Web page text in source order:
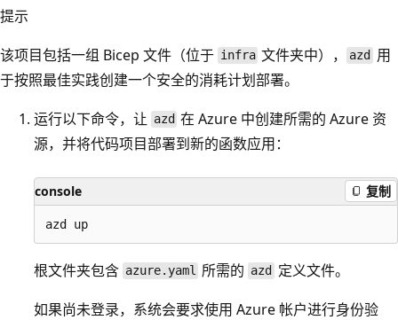
提示
该项目包括一组 Bicep 文件（位于 infra 文件夹中）， azd 用
于按照最佳实践创建一个安全的消耗计划部署。
运行以下命令，让 azd 在 Azure 中创建所需的 Azure 资
源，并将代码项目部署到新的函数应用：
console 复制
根文件夹包含 azure.yaml 所需的 azd 定义文件。
如果尚未登录，系统会要求使用 Azure 帐户进行身份验